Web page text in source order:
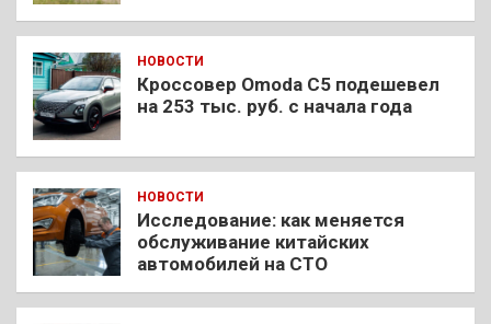
НОВОСТИ
Кроссовер Omoda C5 подешевел
на 253 тыс. руб. с начала года
НОВОСТИ
Исследование: как меняется
обслуживание китайских
автомобилей на СТО